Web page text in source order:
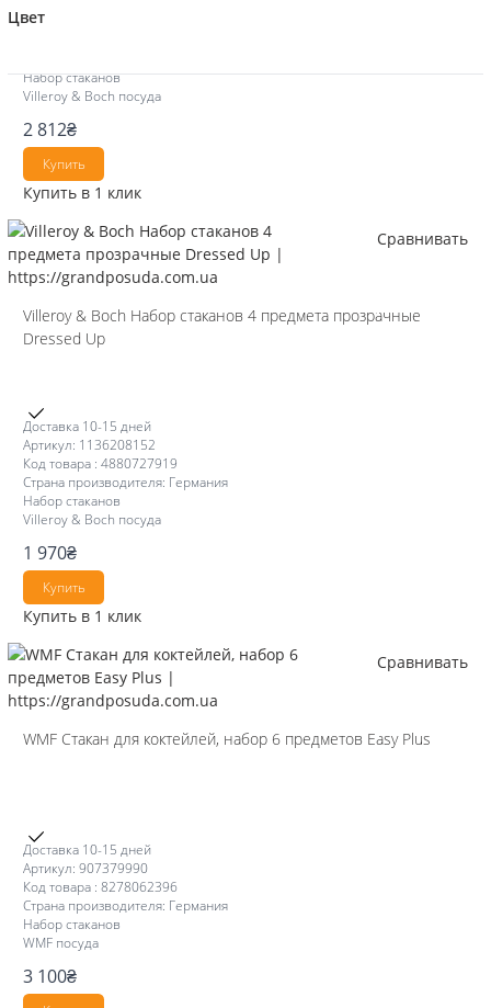
Цвет
Артикул: 1172098140
Набор стаканов
Villeroy & Boch посуда
2 812₴
Купить
Купить в 1 клик
Сравнивать
Villeroy & Boch Набор стаканов 4 предмета прозрачные
Dressed Up
Доставка 10-15 дней
Артикул: 1136208152
Код товара : 4880727919
Страна производителя: Германия
Набор стаканов
Villeroy & Boch посуда
1 970₴
Купить
Купить в 1 клик
Сравнивать
WMF Стакан для коктейлей, набор 6 предметов Easy Plus
Доставка 10-15 дней
Артикул: 907379990
Код товара : 8278062396
Страна производителя: Германия
Набор стаканов
WMF посуда
3 100₴